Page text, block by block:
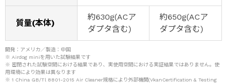
質量(本体)
約630g(ACア
ダプタ含む)
約650g(ACア
ダプタ含む)
開発：アメリカ／製造：中国
※ Airdog miniを用いた試験結果です
※ 密閉された試験空間における結果であり、実使用空間における実証結果ではありません。使
用環境により効果は異なります
※ 1 China GB/Tl 8801-2015 Air Cleaner規格により外部機関(VkanCertification & Testing